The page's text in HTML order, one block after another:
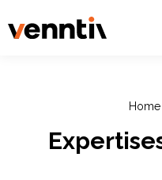
Home